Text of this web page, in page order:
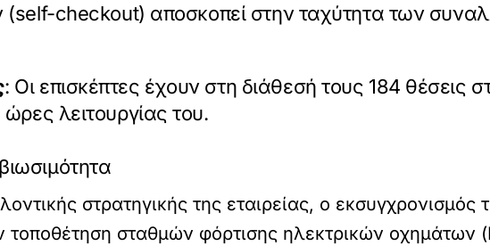
checkout) αποσκοπεί στην ταχύτητα των
: Οι επισκέπτες έχουν στη διάθεσή τους 184 θέσεις
λειτουργίας του.
στρατηγικής της εταιρείας, ο
τοποθέτηση σταθμών φόρτισης ηλεκτρικών οχημάτων